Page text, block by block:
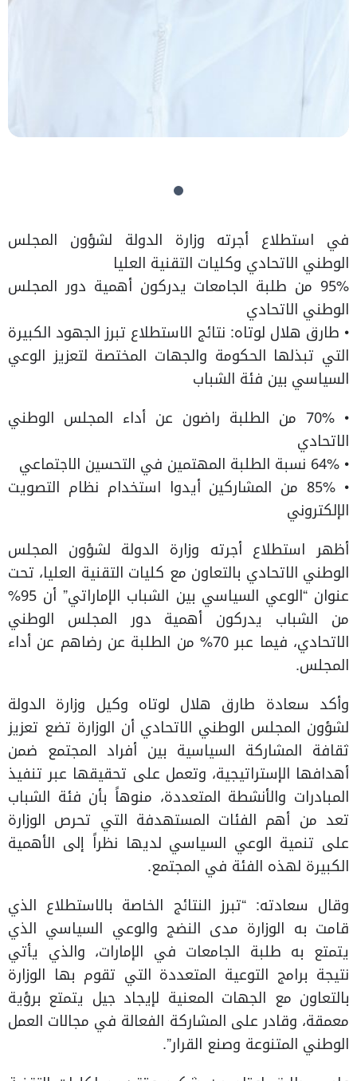
في استطلاع أجرته وزارة الدولة لشؤون المجلس
الوطني الاتحادي وكليات التقنية العليا
95% من طلبة الجامعات يدركون أهمية دور المجلس
الوطني الاتحادي
• طارق هلال لوتاه: نتائج الاستطلاع تبرز الجهود الكبيرة
التي تبذلها الحكومة والجهات المختصة لتعزيز الوعي
السياسي بين فئة الشباب
• 70% من الطلبة راضون عن أداء المجلس الوطني
الاتحادي
• 64% نسبة الطلبة المهتمين في التحسين الاجتماعي
• 85% من المشاركين أيدوا استخدام نظام التصويت
الإلكتروني
أظهر استطلاع أجرته وزارة الدولة لشؤون المجلس
الوطني الاتحادي بالتعاون مع كليات التقنية العليا، تحت
عنوان “الوعي السياسي بين الشباب الإماراتي” أن 95%
من الشباب يدركون أهمية دور المجلس الوطني
الاتحادي، فيما عبر 70% من الطلبة عن رضاهم عن أداء
المجلس.
وأكد سعادة طارق هلال لوتاه وكيل وزارة الدولة
لشؤون المجلس الوطني الاتحادي أن الوزارة تضع تعزيز
ثقافة المشاركة السياسية بين أفراد المجتمع ضمن
أهدافها الإستراتيجية، وتعمل على تحقيقها عبر تنفيذ
المبادرات والأنشطة المتعددة، منوهاً بأن فئة الشباب
تعد من أهم الفئات المستهدفة التي تحرص الوزارة
على تنمية الوعي السياسي لديها نظراً إلى الأهمية
الكبيرة لهذه الفئة في المجتمع.
وقال سعادته: “تبرز النتائج الخاصة بالاستطلاع الذي
قامت به الوزارة مدى النضج والوعي السياسي الذي
يتمتع به طلبة الجامعات في الإمارات، والذي يأتي
نتيجة برامج التوعية المتعددة التي تقوم بها الوزارة
بالتعاون مع الجهات المعنية لإيجاد جيل يتمتع برؤية
معمقة، وقادر على المشاركة الفعالة في مجالات العمل
الوطني المتنوعة وصنع القرار”.